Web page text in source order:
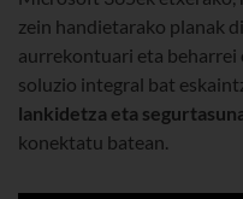
zein handietarako planak
aurrekontuari eta
soluzio integral bat
lankidetza eta
konektatu batean.